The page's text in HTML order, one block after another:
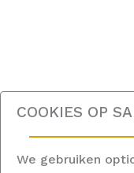
COOKIES OP
We gebruiken